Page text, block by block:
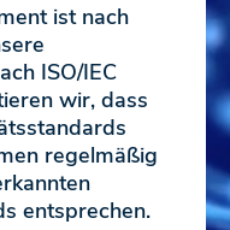
ist nach
ISO/IEC
wir, dass
regelmäßig
entsprechen.